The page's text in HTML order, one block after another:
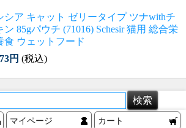
シア キャット ゼリータイプ ツナwithチ
ン 85gパウチ (71016) Schesir 猫用 総合栄
食 ウェットフード
円 (税込)
マイページ カート